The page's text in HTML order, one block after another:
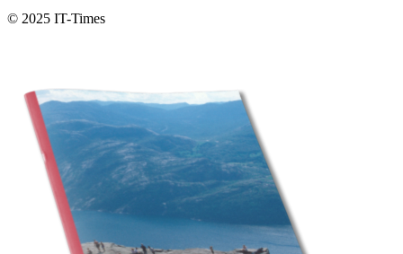
© 2025 IT-Times